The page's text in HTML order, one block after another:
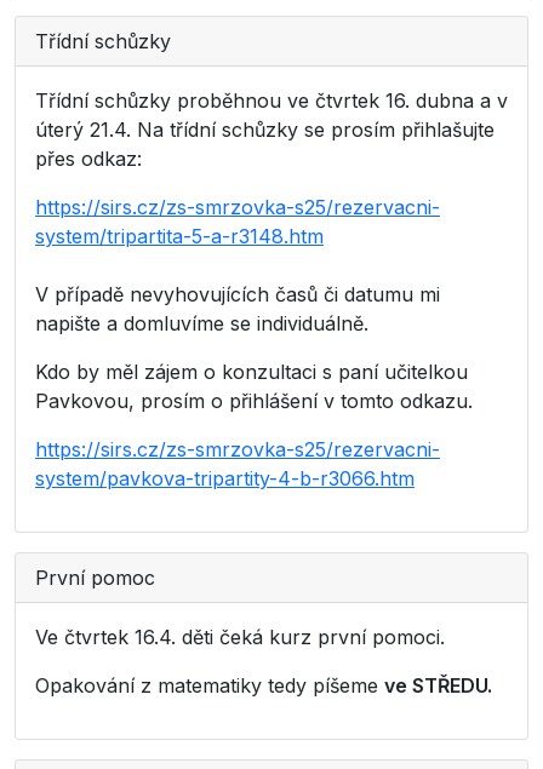
Třídní schůzky
Třídní schůzky proběhnou ve čtvrtek 16. dubna a v
úterý 21.4. Na třídní schůzky se prosím přihlašujte
přes odkaz:
https://sirs.cz/zs-smrzovka-s25/rezervacni-
system/tripartita-5-a-r3148.htm
V případě nevyhovujících časů či datumu mi
napište a domluvíme se individuálně.
Kdo by měl zájem o konzultaci s paní učitelkou
Pavkovou, prosím o přihlášení v tomto odkazu.
https://sirs.cz/zs-smrzovka-s25/rezervacni-
system/pavkova-tripartity-4-b-r3066.htm
První pomoc
Ve čtvrtek 16.4. děti čeká kurz první pomoci.
Opakování z matematiky tedy píšeme ve STŘEDU.